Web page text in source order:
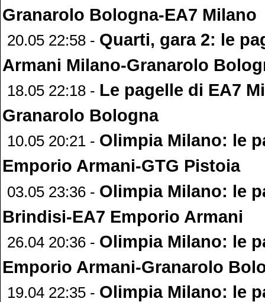
Granarolo Bologna-EA7 Milano
20.05 22:58 - Quarti, gara 2: le
Armani Milano-Granarolo
18.05 22:18 - Le pagelle di EA7
Granarolo Bologna
10.05 20:21 - Olimpia Milano: le
Emporio Armani-GTG Pistoia
03.05 23:36 - Olimpia Milano: le
Brindisi-EA7 Emporio Armani
26.04 20:36 - Olimpia Milano: le
Emporio Armani-Granarolo
19.04 22:35 - Olimpia Milano: le